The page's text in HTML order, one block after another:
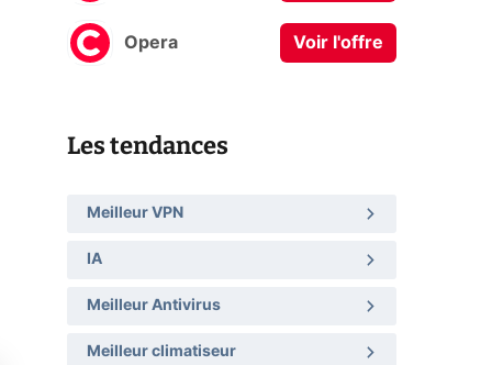
Opera Voir l'offre
Les tendances
Meilleur VPN
IA
Meilleur Antivirus
Meilleur climatiseur